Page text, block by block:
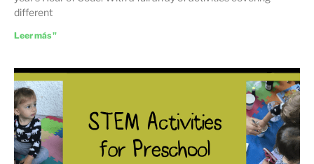
different
Leer más "